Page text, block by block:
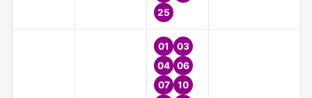
25
01
03
04
06
07
10